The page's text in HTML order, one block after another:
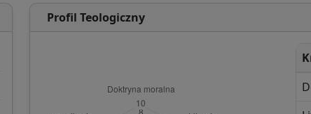
Profil Teologiczny